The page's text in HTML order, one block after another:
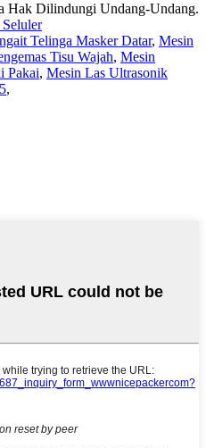
Hak Dilindungi Undang-Undang.
Telinga Masker Datar, Mesin
Tisu Wajah, Mesin
Pakai, Mesin Las Ultrasonik
,